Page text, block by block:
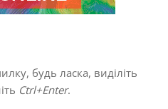
будь ласка, виділіть
Ctrl+Enter.